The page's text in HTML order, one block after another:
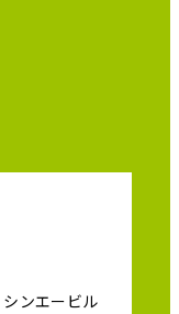
ンエービル